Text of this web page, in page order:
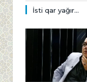
İsti qar yağır...